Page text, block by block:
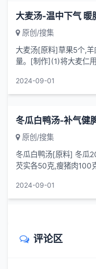
原创/搜集
大麦汤[原料]草果5个,
量。[制作](1)将大麦仁
一同放入铝...
2024-09-01
原创/搜集
冬瓜白鸭汤[原料] 冬瓜
芡实各50克,瘦猪肉100
用。(2)将以...
2024-09-01
评论区